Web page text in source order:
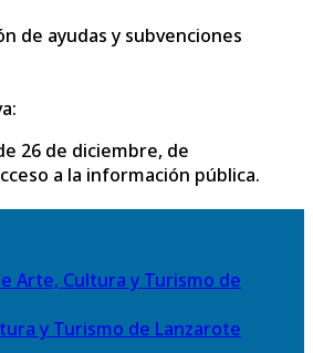
de ayudas y subvenciones
26 de diciembre, de
a la información pública.
y Turismo de Lanzarote